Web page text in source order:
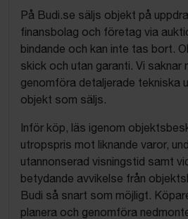
På Budi.se säljs objekt på
finansbolag och företag via
bindande och kan inte tas bort.
skick och utan garanti. Vi saknar
genomföra detaljerade tekniska
objekt som säljs.
Inför köp, läs igenom
utropspris mot liknande varor,
utannonserad visningstid samt
betydande avvikelse från
Budi så snart som möjligt.
planera och genomföra